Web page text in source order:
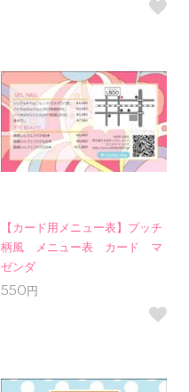
【カード用メニュー表】プッチ
柄風 メニュー表 カード マ
ゼンダ
550円